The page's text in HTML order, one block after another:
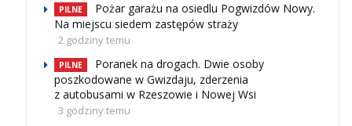
PILNE
Pożar garażu na osiedlu Pogwizdów Nowy.
Na miejscu siedem zastępów straży
2 godziny temu
PILNE
Poranek na drogach. Dwie osoby
poszkodowane w Gwizdaju, zderzenia
z autobusami w Rzeszowie i Nowej Wsi
3 godziny temu